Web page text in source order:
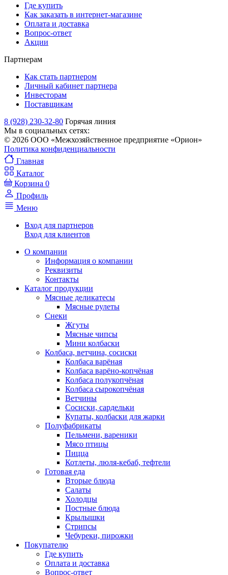
Где купить
Как заказать в интернет-магазине
Оплата и доставка
Вопрос-ответ
Акции
Партнерам
Как стать партнером
Личный кабинет партнера
Инвесторам
Поставщикам
8 (928) 230-32-80 Горячая линия
Мы в социальных сетях:
© 2026 ООО «Межхозяйственное предприятие «Орион»
Политика конфиденциальности
Главная
Каталог
Корзина 0
Профиль
Меню
Вход для партнеров
Вход для клиентов
О компании
Информация о компании
Реквизиты
Контакты
Каталог продукции
Мясные деликатесы
Мясные рулеты
Снеки
Жгуты
Мясные чипсы
Мини колбаски
Колбаса, ветчина, сосиски
Колбаса варёная
Колбаса варёно-копчёная
Колбаса полукопчёная
Колбаса сырокопчёная
Ветчины
Сосиски, сардельки
Купаты, колбаски для жарки
Полуфабрикаты
Пельмени, вареники
Мясо птицы
Пицца
Котлеты, люля-кебаб, тефтели
Готовая еда
Вторые блюда
Салаты
Холодцы
Постные блюда
Крылышки
Стрипсы
Чебуреки, пирожки
Покупателю
Где купить
Оплата и доставка
Вопрос-ответ